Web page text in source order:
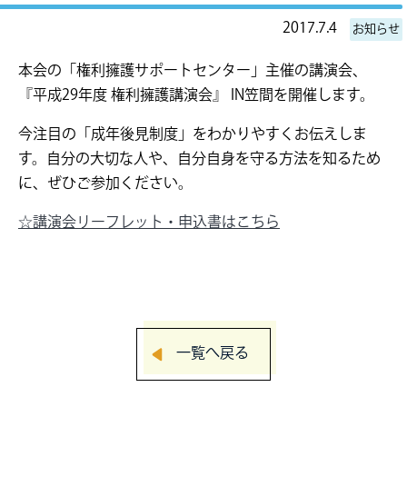
2017.7.4 お知らせ
本会の「権利擁護サポートセンター」主催の講演会、
『平成29年度 権利擁護講演会』 IN笠間を開催します。
今注目の「成年後見制度」をわかりやすくお伝えしま
す。自分の大切な人や、自分自身を守る方法を知るため
に、ぜひご参加ください。
☆講演会リーフレット・申込書はこちら
一覧へ戻る